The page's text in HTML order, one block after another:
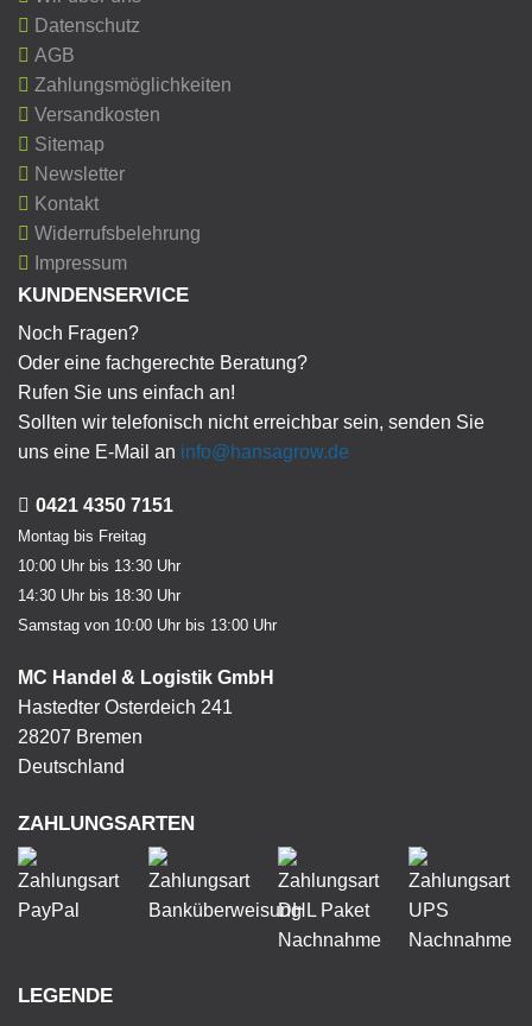
Datenschutz
AGB
Zahlungsmöglichkeiten
Versandkosten
Sitemap
Newsletter
Kontakt
Widerrufsbelehrung
Impressum
KUNDENSERVICE
Noch Fragen?
Oder eine fachgerechte Beratung?
Rufen Sie uns einfach an!
Sollten wir telefonisch nicht erreichbar sein, senden Sie
uns eine E-Mail an info@hansagrow.de
0421 4350 7151
Montag bis Freitag
10:00 Uhr bis 13:30 Uhr
14:30 Uhr bis 18:30 Uhr
Samstag von 10:00 Uhr bis 13:00 Uhr
MC Handel & Logistik GmbH
Hastedter Osterdeich 241
28207 Bremen
Deutschland
ZAHLUNGSARTEN
LEGENDE